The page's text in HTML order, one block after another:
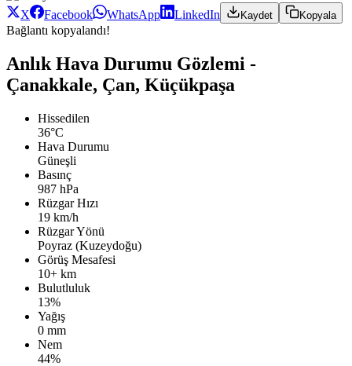
X Facebook WhatsApp LinkedIn Kaydet Kopyala
Bağlantı kopyalandı!
Anlık Hava Durumu Gözlemi -
Çanakkale, Çan, Küçükpaşa
Hissedilen
36°C
Hava Durumu
Güneşli
Basınç
987 hPa
Rüzgar Hızı
19 km/h
Rüzgar Yönü
Poyraz (Kuzeydoğu)
Görüş Mesafesi
10+ km
Bulutluluk
13%
Yağış
0 mm
Nem
44%